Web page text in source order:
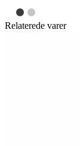
Relaterede varer